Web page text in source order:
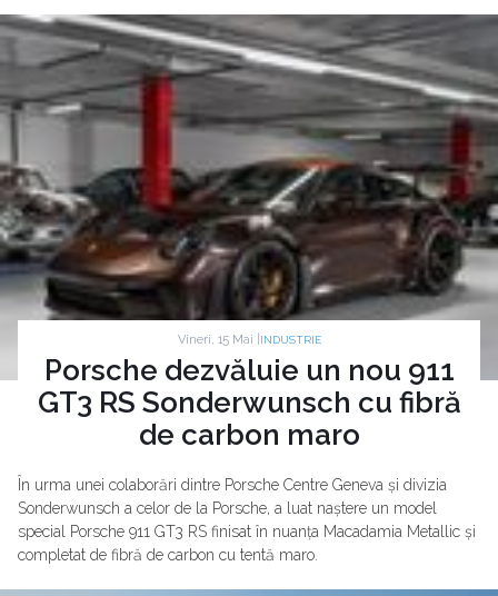
Vineri, 15 Mai | INDUSTRIE
Porsche dezvăluie un nou 911
GT3 RS Sonderwunsch cu fibră
de carbon maro
În urma unei colaborări dintre Porsche Centre Geneva și divizia
Sonderwunsch a celor de la Porsche, a luat naștere un model
special Porsche 911 GT3 RS finisat în nuanța Macadamia Metallic și
completat de fibră de carbon cu tentă maro.